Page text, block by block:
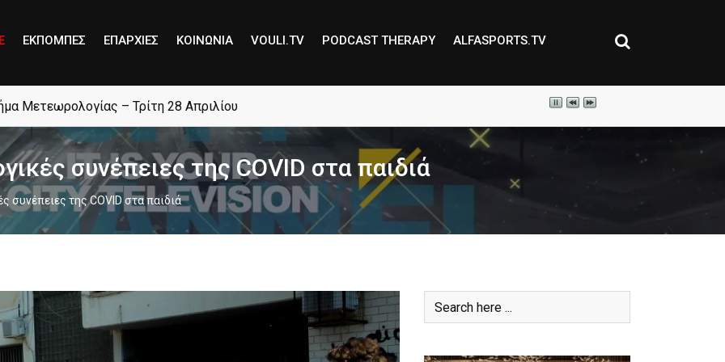
ΕΚΠΟΜΠΕΣ ΕΠΑΡΧΙΕΣ ΚΟΙΝΩΝΙΑ VOULI.TV PODCAST THERAPY ALFASPORTS.TV
Μετεωρολογίας – Τρίτη 28 Απριλίου
συνέπειες της COVID στα παιδιά
συνέπειες της COVID στα παιδιά